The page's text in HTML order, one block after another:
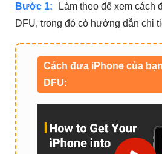
Bước 1:
Làm theo để xem cách
DFU, trong đó có hướng dẫn chi
Cách đưa iPhone của
DFU: